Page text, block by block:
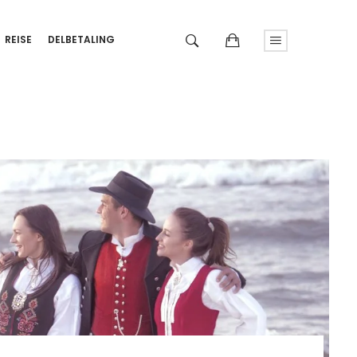
REISE DELBETALING